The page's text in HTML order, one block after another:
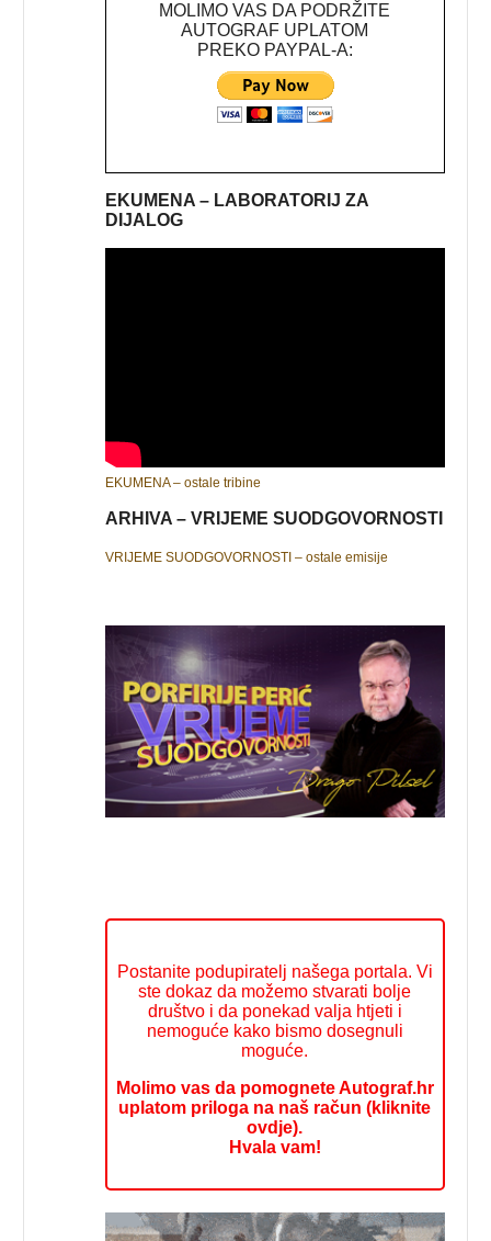
MOLIMO VAS DA PODRŽITE
AUTOGRAF UPLATOM
PREKO PAYPAL-A:
EKUMENA – LABORATORIJ ZA
DIJALOG
EKUMENA – ostale tribine
ARHIVA – VRIJEME SUODGOVORNOSTI
VRIJEME SUODGOVORNOSTI – ostale emisije
Postanite podupiratelj našega portala. Vi
ste dokaz da možemo stvarati bolje
društvo i da ponekad valja htjeti i
nemoguće kako bismo dosegnuli
moguće.
Molimo vas da pomognete Autograf.hr
uplatom priloga na naš račun (kliknite
ovdje).
Hvala vam!